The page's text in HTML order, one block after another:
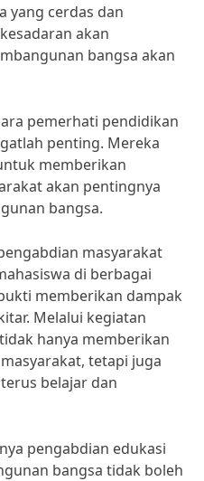
yang cerdas dan
akan
bangsa akan
pemerhati pendidikan
penting. Mereka
memberikan
akan pentingnya
bangsa.
masyarakat
di berbagai
memberikan dampak
Melalui kegiatan
hanya memberikan
tetapi juga
belajar dan
pengabdian edukasi
bangsa tidak boleh